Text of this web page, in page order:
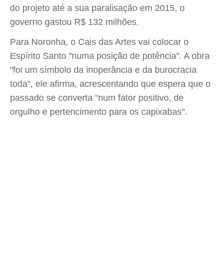
do projeto até a sua paralisação em 2015, o
governo gastou R$ 132 milhões.
Para Noronha, o Cais das Artes vai colocar o
Espírito Santo "numa posição de potência". A obra
"foi um símbolo da inoperância e da burocracia
toda", ele afirma, acrescentando que espera que o
passado se converta "num fator positivo, de
orgulho e pertencimento para os capixabas".